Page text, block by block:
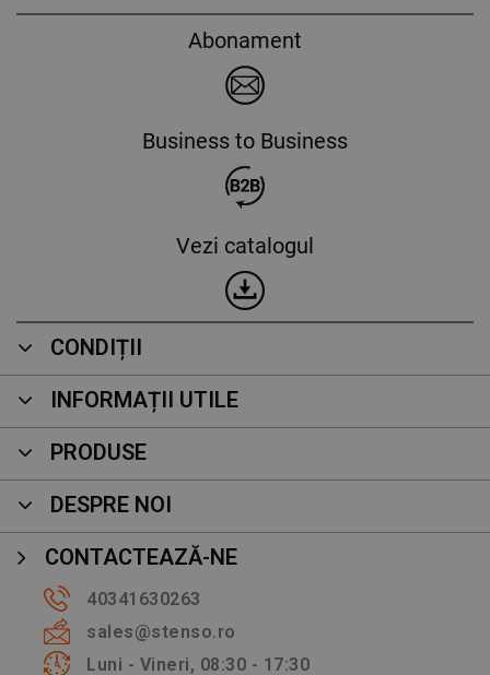
Abonament
Business to Business
Vezi catalogul
CONDIȚII
INFORMAȚII UTILE
PRODUSE
DESPRE NOI
CONTACTEAZĂ-NE
40341630263
sales@stenso.ro
Luni - Vineri, 08:30 - 17:30